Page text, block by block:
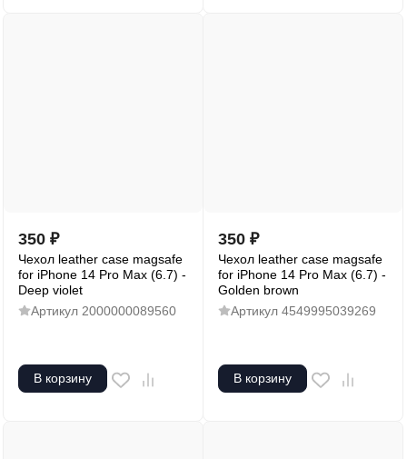
350 ₽
Чехол leather case magsafe
for iPhone 14 Pro Max (6.7) -
Deep violet
Артикул 2000000089560
В корзину
350 ₽
Чехол leather case magsafe
for iPhone 14 Pro Max (6.7) -
Golden brown
Артикул 4549995039269
В корзину